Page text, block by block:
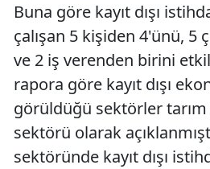
Buna göre kayıt dışı
çalışan 5 kişiden 4'ünü, 5
ve 2 iş verenden birini
rapora göre kayıt dışı
görüldüğü sektörler
sektörü olarak
sektöründe kayıt dışı